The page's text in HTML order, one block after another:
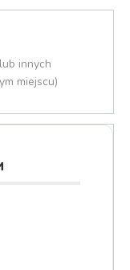
innych
miejscu)